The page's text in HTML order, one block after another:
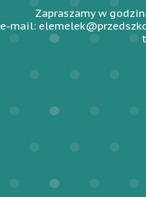
Zapraszamy w
e-mail: